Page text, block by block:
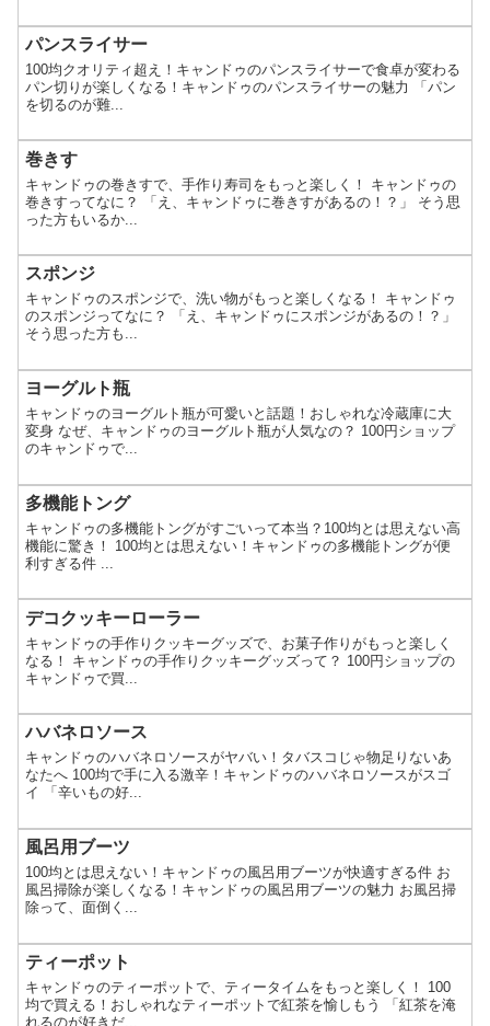
パンスライサー
100均クオリティ超え！キャンドゥのパンスライサーで食卓が変わる
パン切りが楽しくなる！キャンドゥのパンスライサーの魅力 「パン
を切るのが難...
巻きす
キャンドゥの巻きすで、手作り寿司をもっと楽しく！ キャンドゥの
巻きすってなに？ 「え、キャンドゥに巻きすがあるの！？」 そう思
った方もいるか...
スポンジ
キャンドゥのスポンジで、洗い物がもっと楽しくなる！ キャンドゥ
のスポンジってなに？ 「え、キャンドゥにスポンジがあるの！？」
そう思った方も...
ヨーグルト瓶
キャンドゥのヨーグルト瓶が可愛いと話題！おしゃれな冷蔵庫に大
変身 なぜ、キャンドゥのヨーグルト瓶が人気なの？ 100円ショップ
のキャンドゥで...
多機能トング
キャンドゥの多機能トングがすごいって本当？100均とは思えない高
機能に驚き！ 100均とは思えない！キャンドゥの多機能トングが便
利すぎる件 ...
デコクッキーローラー
キャンドゥの手作りクッキーグッズで、お菓子作りがもっと楽しく
なる！ キャンドゥの手作りクッキーグッズって？ 100円ショップの
キャンドゥで買...
ハバネロソース
キャンドゥのハバネロソースがヤバい！タバスコじゃ物足りないあ
なたへ 100均で手に入る激辛！キャンドゥのハバネロソースがスゴ
イ 「辛いもの好...
風呂用ブーツ
100均とは思えない！キャンドゥの風呂用ブーツが快適すぎる件 お
風呂掃除が楽しくなる！キャンドゥの風呂用ブーツの魅力 お風呂掃
除って、面倒く...
ティーポット
キャンドゥのティーポットで、ティータイムをもっと楽しく！ 100
均で買える！おしゃれなティーポットで紅茶を愉しもう 「紅茶を淹
れるのが好きだ...